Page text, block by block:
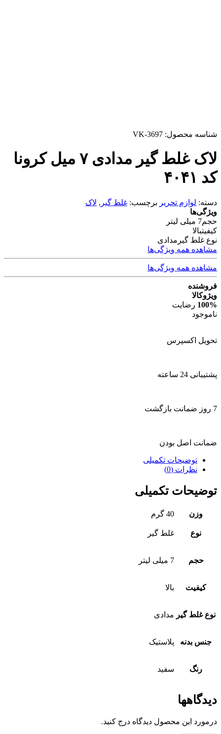
شناسه محصول: VK-3697
لاک غلط گیر مدادی ۷ میل کرونا
کد ۴۰۴۱
دسته: لوازم تحریر برچسب: غلط گیر , لاک
ویژگی‌ها
حجم7 میلی لیتر
کیفیتبالا
نوع غلط گیر مدادی
مشاهده همه ویژگی‌ها
مشاهده همه ویژگی‌ها
فروشنده
ویژوکالا
100% رضایت
ناموجود
تحویل اکسپرس
پشتیبانی 24 ساعته
7 روز ضمانت بازگشت
ضمانت اصل بودن
توضیحات تکمیلی
نظرات (0)
توضیحات تکمیلی
وزن 40 گرم
نوع غلط گیر
حجم 7 میلی لیتر
کیفیت بالا
نوع غلط گیر مدادی
جنس بدنه پلاستیک
رنگ سفید
دیدگاهها
درمورد این محصول دیدگاه درج کنید.